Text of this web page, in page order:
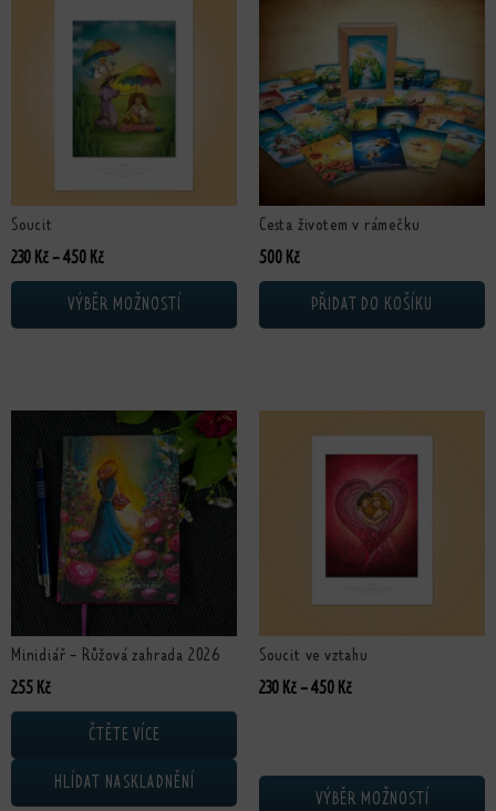
Soucit
230 Kč –450 KčRozpětí cen: 230 Kč až 450 Kč
VÝBĚR MOŽNOSTÍ
Cesta životem v rámečku
500 Kč
PŘIDAT DO KOŠÍKU
Minidiář - Růžová zahrada 2026
255 Kč
ČTĚTE VÍCE
HLÍDAT NASKLADNĚNÍ
Soucit ve vztahu
230 Kč –450 KčRozpětí cen: 230 Kč až
VÝBĚR MOŽNOSTÍ